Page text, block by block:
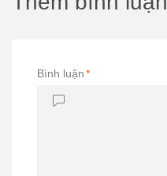
Bình luận*